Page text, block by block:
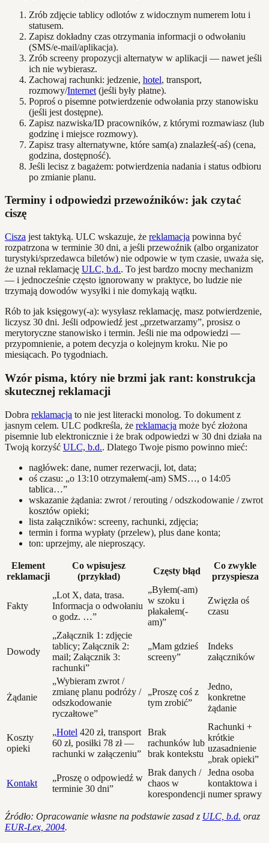
Zrób zdjęcie tablicy odlotów z widocznym numerem lotu i
statusem.
Zapisz dokładny czas otrzymania informacji o odwołaniu
(SMS/e-mail/aplikacja).
Zrób screeny propozycji alternatyw w aplikacji — nawet jeśli
ich nie wybierasz.
Zachowaj rachunki: jedzenie, hotel, transport,
rozmowy/Internet (jeśli były płatne).
Poproś o pisemne potwierdzenie odwołania przy stanowisku
(jeśli jest dostępne).
Zapisz nazwiska/ID pracowników, z którymi rozmawiasz (lub
godzinę i miejsce rozmowy).
Zapisz trasy alternatywne, które sam(a) znalazłeś(-aś) (cena,
godzina, dostępność).
Jeśli lecisz z bagażem: potwierdzenia nadania i status odbioru
po zmianie planu.
Terminy i odpowiedzi przewoźników: jak czytać
ciszę
Cisza jest taktyką. ULC wskazuje, że reklamacja powinna być
rozpatrzona w terminie 30 dni, a jeśli przewoźnik (albo organizator
turystyki/sprzedawca biletów) nie odpowie w tym czasie, uważa się,
że uznał reklamację ULC, b.d.. To jest bardzo mocny mechanizm
— i jednocześnie często ignorowany w praktyce, bo ludzie nie
trzymają dowodów wysyłki i nie domykają wątku.
Rób to jak księgowy(-a): wysyłasz reklamację, masz potwierdzenie,
liczysz 30 dni. Jeśli odpowiedź jest „przetwarzamy”, prosisz o
merytoryczne stanowisko i termin. Jeśli nie ma odpowiedzi —
przypomnienie, a potem decyzja o kolejnym kroku. Nie po
miesiącach. Po tygodniach.
Wzór pisma, który nie brzmi jak rant: konstrukcja
skutecznej reklamacji
Dobra reklamacja to nie jest literacki monolog. To dokument z
jasnym celem. ULC podkreśla, że reklamacja może być złożona
pisemnie lub elektronicznie i że brak odpowiedzi w 30 dni działa na
Twoją korzyść ULC, b.d.. Dlatego Twoje pismo powinno mieć:
nagłówek: dane, numer rezerwacji, lot, data;
oś czasu: „o 13:10 otrzymałem(-am) SMS…, o 14:05
tablica…”
wskazanie żądania: zwrot / rerouting / odszkodowanie / zwrot
kosztów opieki;
lista załączników: screeny, rachunki, zdjęcia;
termin i forma wypłaty (przelew), plus dane konta;
ton: uprzejmy, ale nieproszący.
Element
reklamacji
Co wpisujesz
(przykład)
Częsty błąd
Co zwykle
przyspiesza
Fakty
„Lot X, data, trasa.
Informacja o odwołaniu
o godz. …”
„Byłem(-am)
w szoku i
płakałem(-
am)”
Zwięzła oś
czasu
Dowody
„Załącznik 1: zdjęcie
tablicy; Załącznik 2:
mail; Załącznik 3:
rachunki”
„Mam gdzieś
screeny”
Indeks
załączników
Żądanie
„Wybieram zwrot /
zmianę planu podróży /
odszkodowanie
ryczałtowe”
„Proszę coś z
tym zrobić”
Jedno,
konkretne
żądanie
Koszty
opieki
„Hotel 420 zł, transport
60 zł, posiłki 78 zł —
rachunki w załączeniu”
Brak
rachunków lub
brak kontekstu
Rachunki +
krótkie
uzasadnienie
„brak opieki”
Kontakt
„Proszę o odpowiedź w
terminie 30 dni”
Brak danych /
chaos w
korespondencji
Jedna osoba
kontaktowa i
numer sprawy
Źródło: Opracowanie własne na podstawie zasad z ULC, b.d. oraz
EUR-Lex, 2004.